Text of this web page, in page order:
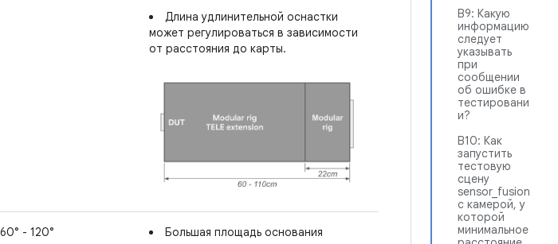
В9: Какую
информацию
следует
указывать
при
сообщении
об ошибке в
тестировани
и?
В10: Как
запустить
тестовую
сцену
sensor_fusion
с камерой, у
которой
минимальное
Длина удлинительной оснастки
может регулироваться в зависимости
от расстояния до карты.
60° - 120°
Большая площадь основания